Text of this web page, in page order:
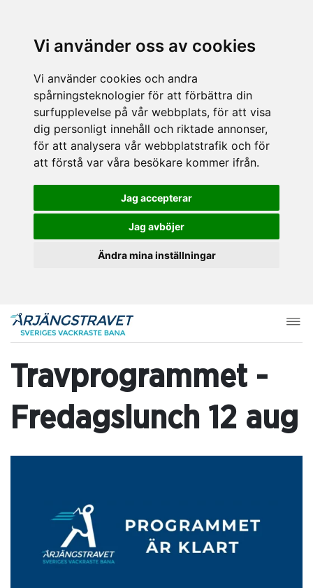
Vi använder oss av cookies
Vi använder cookies och andra
spårningsteknologier för att förbättra din
surfupplevelse på vår webbplats, för att visa
dig personligt innehåll och riktade annonser,
för att analysera vår webbplatstrafik och för
att förstå var våra besökare kommer ifrån.
Jag accepterar
Jag avböjer
Ändra mina inställningar
Travprogrammet -
Fredagslunch 12 aug